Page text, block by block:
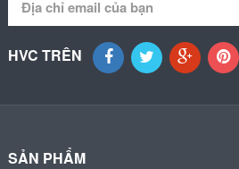
HVC TRÊN
SẢN PHẨM